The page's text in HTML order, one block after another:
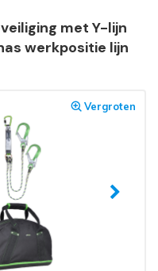
met Y-lijn
werkpositie lijn
Vergroten